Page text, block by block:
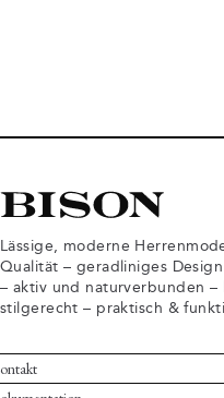
Lässige, moderne
Qualität – geradliniges
– aktiv und naturverbunden –
stilgerecht – praktisch &